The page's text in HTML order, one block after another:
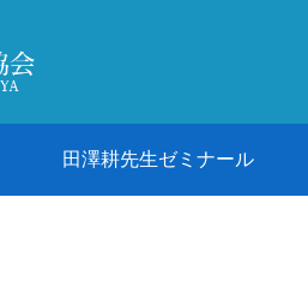
田澤耕先生ゼミナール